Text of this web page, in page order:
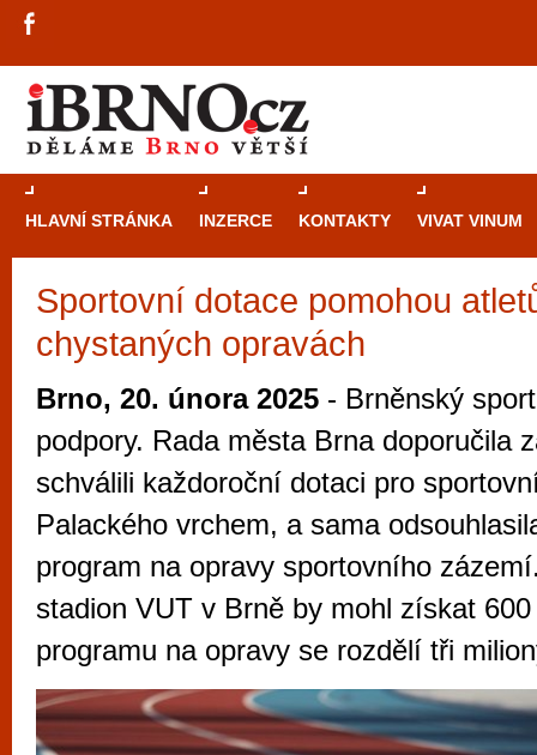
HLAVNÍ STRÁNKA INZERCE KONTAKTY VIVAT VINUM
Sportovní dotace pomohou
chystaných opravách
Brno, 20. února 2025 - Brněnský
podpory. Rada města Brna doporučila
schválili každoroční dotaci pro
Palackého vrchem, a sama
program na opravy sportovního
stadion VUT v Brně by mohl získat
programu na opravy se rozdělí tři
Průvodce
Brně: Od
Brno je
zajímavé
restaurace,
Mimo jiné je ale také místem, kde si
vyzkoušet různé kasinové hry. V
metropoli naleznete širokou nabídku her
po moderní automaty jak pro pravidelné
příležitostné hráče. V...